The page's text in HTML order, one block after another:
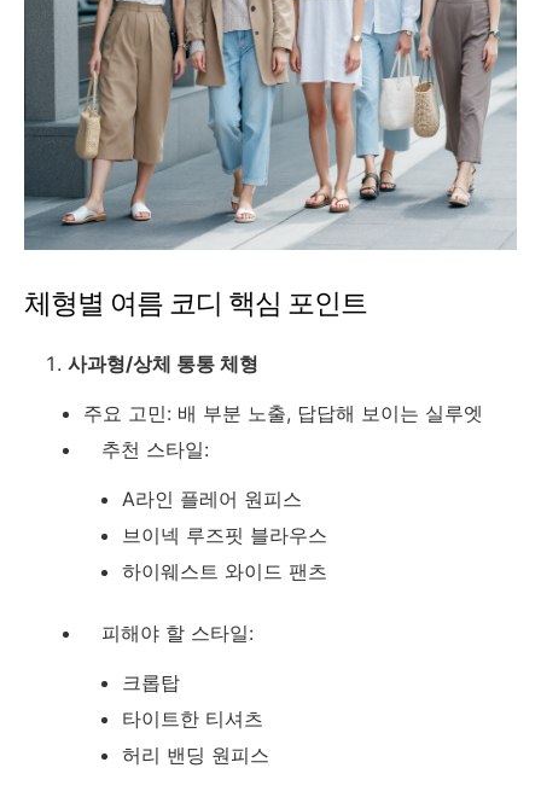
체형별 여름 코디 핵심 포인트
사과형/상체 통통 체형
주요 고민: 배 부분 노출, 답답해 보이는 실루엣
추천 스타일:
A라인 플레어 원피스
브이넥 루즈핏 블라우스
하이웨스트 와이드 팬츠
피해야 할 스타일:
크롭탑
타이트한 티셔츠
허리 밴딩 원피스